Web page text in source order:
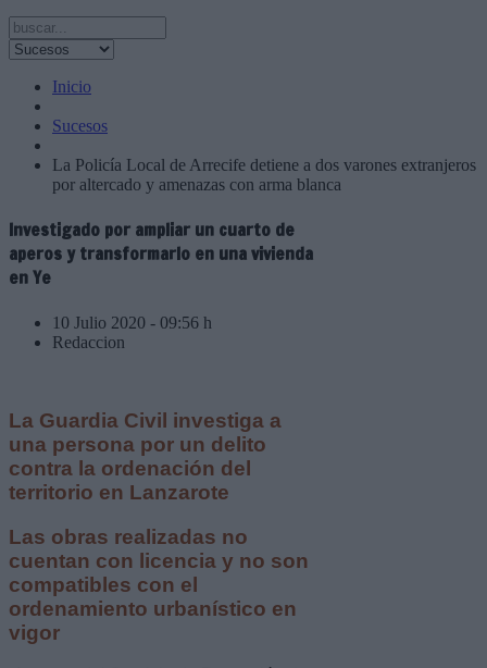
Inicio
Sucesos
La Policía Local de Arrecife detiene a dos varones extranjeros
por altercado y amenazas con arma blanca
Investigado por ampliar un cuarto de
aperos y transformarlo en una vivienda
en Ye
10 Julio 2020 - 09:56 h
Redaccion
La Guardia Civil investiga a
una persona por un delito
contra la ordenación del
territorio en Lanzarote
Las obras realizadas no
cuentan con licencia y no son
compatibles con el
ordenamiento urbanístico en
vigor